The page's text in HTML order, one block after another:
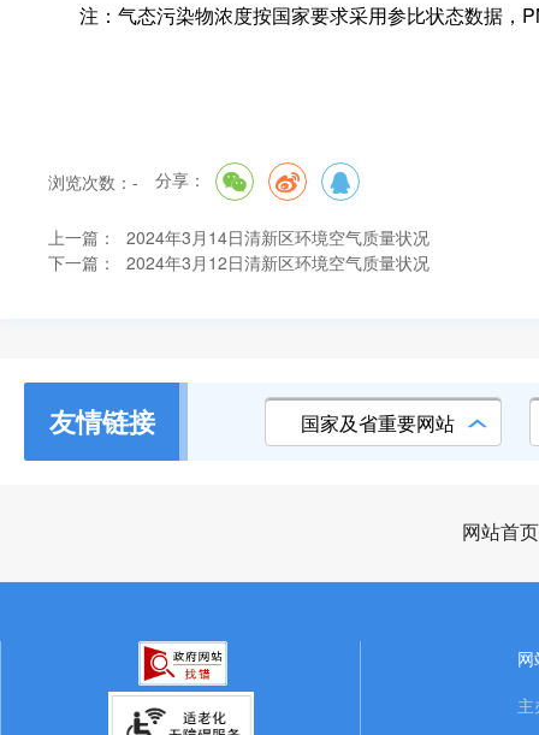
注：气态污染物浓度按国家要求采用参比状态数据 ，
浏览次数： - 分享：
上一篇：
2024年3月14日清新区环境空气质量状况
下一篇：
2024年3月12日清新区环境空气质量状况
友情链接 国家及省重要网站
网站首页